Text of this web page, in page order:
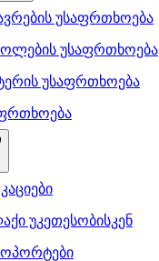
უსაფრთხოება
უსაფრთხოება
უსაფრთხოება
უკეთესობისკენ